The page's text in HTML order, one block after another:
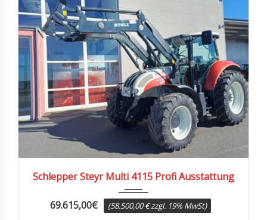
Schlepper Steyr Multi 4115 Profi Ausstattung
69.615,00€ (58.500,00 € zzgl. 19% MwSt)